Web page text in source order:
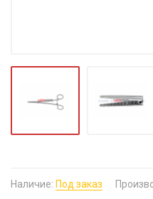
Наличие: Под заказ